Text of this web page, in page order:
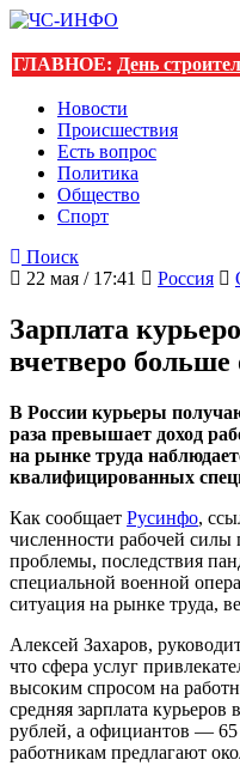
ГЛАВНОЕ: День
Новости
Происшествия
Есть вопрос
Политика
Общество
Спорт
Поиск
22 мая / 17:41
Россия
Зарплата
вчетверо больше
В России курьеры
раза превышает доход
на рынке труда
квалифицированных
Как сообщает Русинфо,
численности рабочей
проблемы, последствия
специальной военной
ситуация на рынке труда,
Алексей Захаров,
что сфера услуг
высоким спросом на
средняя зарплата курьеров
рублей, а официантов —
работникам предлагают